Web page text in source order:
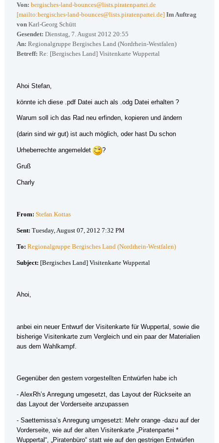
Von: bergisches-land-bounces@lists.piratenpartei.de
[mailto:bergisches-land-bounces@lists.piratenpartei.de] Im Auftrag
von Karl-Georg Schütt
Gesendet: Dienstag, 7. August 2012 20:55
An: Regionalgruppe Bergisches Land (Nordrhein-Westfalen)
Betreff: Re: [Bergisches Land] Visitenkarte Wuppertal
Ahoi Stefan,
könnte ich diese .pdf Datei auch als .odg Datei erhalten ?
Warum soll ich das Rad neu erfinden, kopieren und ändern
(darin sind wir gut) ist auch möglich, oder hast Du schon
Urheberrechte angemeldet ?
Gruß
Charly
From: Stefan Kottas
Sent: Tuesday, August 07, 2012 7:32 PM
To: Regionalgruppe Bergisches Land (Nordrhein-Westfalen)
Subject: [Bergisches Land] Visitenkarte Wuppertal
Ahoi,
anbei ein neuer Entwurf der Visitenkarte für Wuppertal, sowie die
bisherige Visitenkarte zum Vergleich und ein paar der Materialien
aus dem Wahlkampf.
Gegenüber den gestern vorgestellten Entwürfen habe ich
- AlexRh’s Anregung umgesetzt, das Layout der Rückseite an
das Layout der Vorderseite anzupassen
- Saetternissa’s Anregung umgesetzt: Mehr orange -dazu auf der
Vorderseite, wie auf der alten Visitenkarte „Piratenpartei *
Wuppertal“, „Piratenbüro“ statt wie auf den gestrigen Entwürfen